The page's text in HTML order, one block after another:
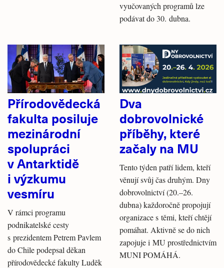
vyučovaných programů lze
podávat do 30. dubna.
Přírodovědecká
fakulta posiluje
mezinárodní
spolupráci
v Antarktidě
i výzkumu
vesmíru
V rámci programu
podnikatelské cesty
s prezidentem Petrem Pavlem
do Chile podepsal děkan
přírodovědecké fakulty Luděk
Dva
dobrovolnické
příběhy, které
začaly na MU
Tento týden patří lidem, kteří
věnují svůj čas druhým. Dny
dobrovolnictví (20.–26.
dubna) každoročně propojují
organizace s těmi, kteří chtějí
pomáhat. Aktivně se do nich
zapojuje i MU prostřednictvím
MUNI POMÁHÁ.